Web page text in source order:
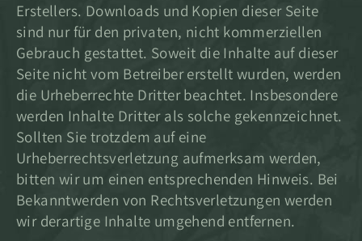
Erstellers. Downloads und Kopien dieser Seite
sind nur für den privaten, nicht kommerziellen
Gebrauch gestattet. Soweit die Inhalte auf dieser
Seite nicht vom Betreiber erstellt wurden, werden
die Urheberrechte Dritter beachtet. Insbesondere
werden Inhalte Dritter als solche gekennzeichnet.
Sollten Sie trotzdem auf eine
Urheberrechtsverletzung aufmerksam werden,
bitten wir um einen entsprechenden Hinweis. Bei
Bekanntwerden von Rechtsverletzungen werden
wir derartige Inhalte umgehend entfernen.